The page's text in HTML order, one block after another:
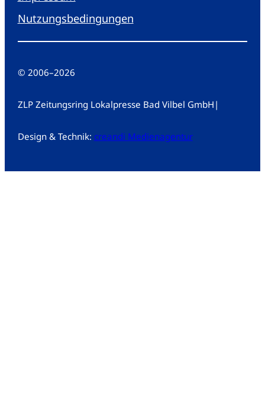
Nutzungsbedingungen
© 2006–2026
ZLP Zeitungsring Lokalpresse Bad Vilbel GmbH |
Design & Technik: creandi Medienagentur